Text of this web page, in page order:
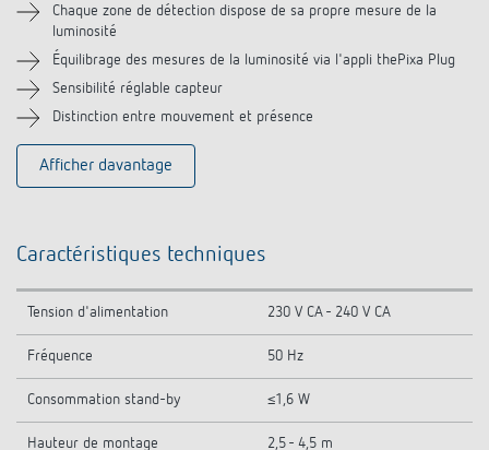
Chaque zone de détection dispose de sa propre mesure de la
luminosité
Équilibrage des mesures de la luminosité via l'appli thePixa Plug
Sensibilité réglable capteur
Distinction entre mouvement et présence
Afficher davantage
Caractéristiques techniques
Tension d'alimentation 230 V CA - 240 V CA
Fréquence 50 Hz
Consommation stand-by ≤1,6 W
Hauteur de montage 2,5 - 4,5 m